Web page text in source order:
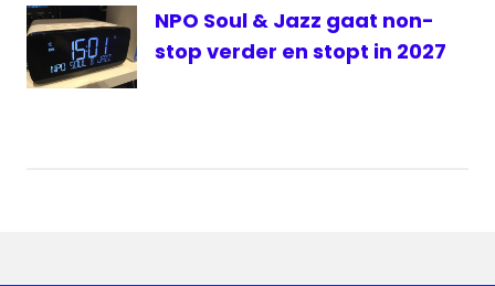
NPO Soul & Jazz gaat non-
stop verder en stopt in 2027